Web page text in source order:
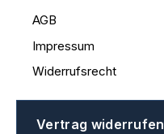
AGB
Impressum
Widerrufsrecht
Vertrag widerrufen